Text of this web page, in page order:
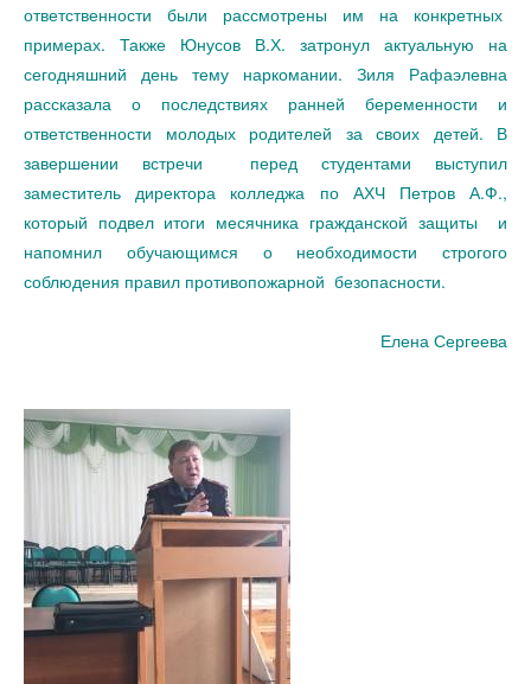
ответственности были рассмотрены им на конкретных
примерах. Также Юнусов В.Х. затронул актуальную на
сегодняшний день тему наркомании. Зиля Рафаэлевна
рассказала о последствиях ранней беременности и
ответственности молодых родителей за своих детей. В
завершении встречи перед студентами выступил
заместитель директора колледжа по АХЧ Петров А.Ф.,
который подвел итоги месячника гражданской защиты и
напомнил обучающимся о необходимости строгого
соблюдения правил противопожарной безопасности.
Елена Сергеева